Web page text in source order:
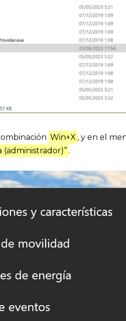
Win+X , y en el
(administrador)” .